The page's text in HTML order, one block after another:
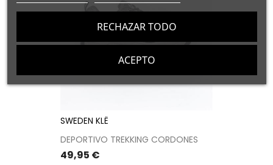
SWEDEN KLË
DEPORTIVO TREKKING CORDONES
Precio
49,95 €
RECHAZAR TODO
ACEPTO